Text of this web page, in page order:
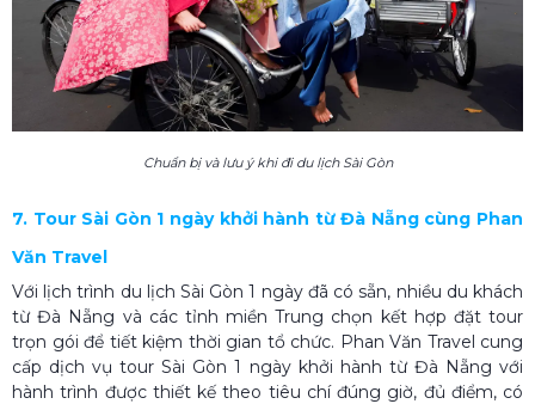
Chuẩn bị và lưu ý khi đi du lịch Sài Gòn
7. Tour Sài Gòn 1 ngày khởi hành từ Đà Nẵng cùng Phan
Văn Travel
Với lịch trình du lịch Sài Gòn 1 ngày đã có sẵn, nhiều du khách
từ Đà Nẵng và các tỉnh miền Trung chọn kết hợp đặt tour
trọn gói để tiết kiệm thời gian tổ chức. Phan Văn Travel cung
cấp dịch vụ tour Sài Gòn 1 ngày khởi hành từ Đà Nẵng với
hành trình được thiết kế theo tiêu chí đúng giờ, đủ điểm, có